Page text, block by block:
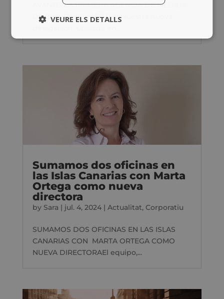
AVANTE, LA PRIMERA AGENCIA DE MEDIOS
DE GUINEA ECUATORIALNuestra nueva
Sumamos dos oficinas en
las Islas Canarias con Marta
Ortega como nueva
directora
by Sara | jul. 4, 2024| Actualitat, Corporatiu
SUMAMOS DOS OFICINAS EN LAS ISLAS
CANARIAS CON MARTA ORTEGA COMO
NUEVA DIRECTORAEl equipo,...
VEURE ELS DETALLS